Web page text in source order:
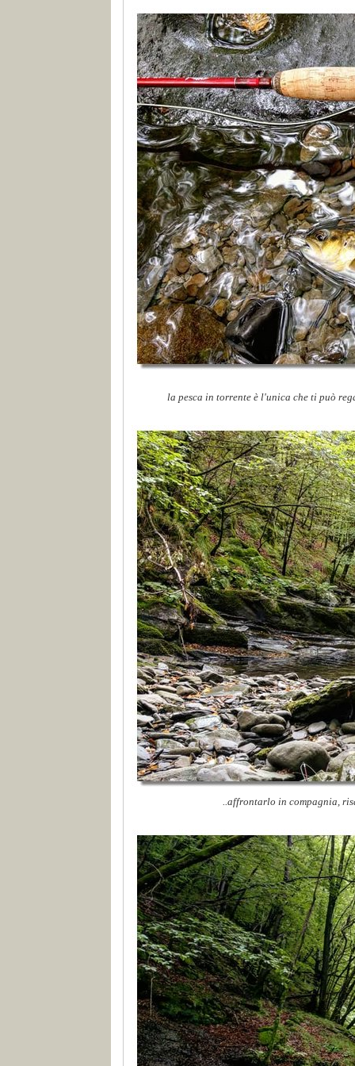
la pesca in torrente è l'unica che ti può
..affrontarlo in compagnia,